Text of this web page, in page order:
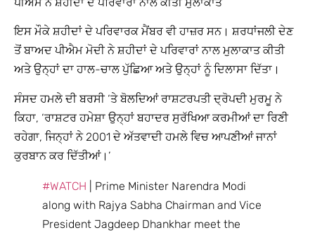
ਇਸ ਮੌਕੇ ਸ਼ਹੀਦਾਂ ਦੇ ਪਰਿਵਾਰਕ ਮੈਂਬਰ ਵੀ ਹਾਜ਼ਰ ਸਨ। ਸ਼ਰਧਾਂਜਲੀ ਦੇਣ
ਤੋਂ ਬਾਅਦ ਪੀਐਮ ਮੋਦੀ ਨੇ ਸ਼ਹੀਦਾਂ ਦੇ ਪਰਿਵਾਰਾਂ ਨਾਲ ਮੁਲਾਕਾਤ ਕੀਤੀ
ਅਤੇ ਉਨ੍ਹਾਂ ਦਾ ਹਾਲ-ਚਾਲ ਪੁੱਛਿਆ ਅਤੇ ਉਨ੍ਹਾਂ ਨੂੰ ਦਿਲਾਸਾ ਦਿੱਤਾ।
ਸੰਸਦ ਹਮਲੇ ਦੀ ਬਰਸੀ ‘ਤੇ ਬੋਲਦਿਆਂ ਰਾਸ਼ਟਰਪਤੀ ਦ੍ਰੋਪਦੀ ਮੁਰਮੂ ਨੇ
ਕਿਹਾ, ‘ਰਾਸ਼ਟਰ ਹਮੇਸ਼ਾ ਉਨ੍ਹਾਂ ਬਹਾਦਰ ਸੁਰੱਖਿਆ ਕਰਮੀਆਂ ਦਾ ਰਿਣੀ
ਰਹੇਗਾ, ਜਿਨ੍ਹਾਂ ਨੇ 2001 ਦੇ ਅੱਤਵਾਦੀ ਹਮਲੇ ਵਿਚ ਆਪਣੀਆਂ ਜਾਨਾਂ
ਕੁਰਬਾਨ ਕਰ ਦਿੱਤੀਆਂ।’
#WATCH | Prime Minister Narendra Modi
along with Rajya Sabha Chairman and Vice
President Jagdeep Dhankhar meet the